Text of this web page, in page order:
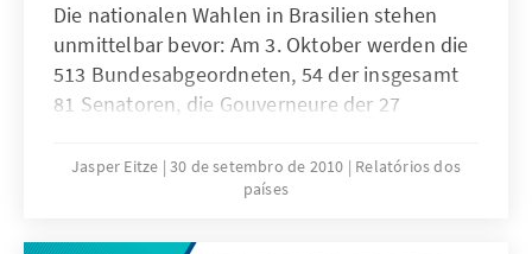
Die nationalen Wahlen in Brasilien stehen
unmittelbar bevor: Am 3. Oktober werden die
513 Bundesabgeordneten, 54 der insgesamt
81 Senatoren, die Gouverneure der 27
Landesparlamente neu gewählt. Doch die
größte Aufmerksamkeit zieht zweifelsohne
Jasper Eitze 30 de setembro de 2010
Relatórios dos
países